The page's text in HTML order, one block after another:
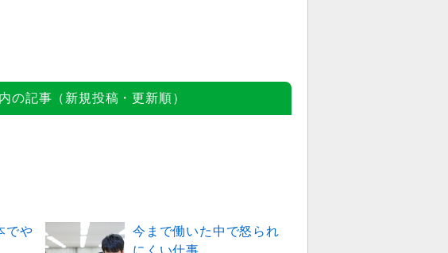
の記事（新規投稿・更新順）
でや
今まで働いた中で怒られ
にくい仕事